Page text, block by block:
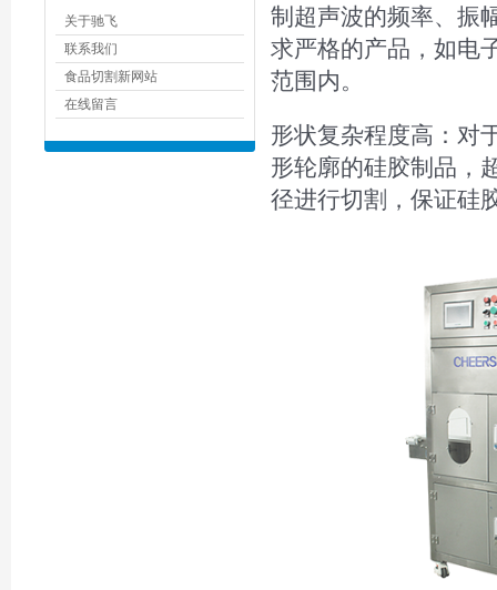
关于驰飞
联系我们
食品切割新网站
在线留言
制超声波的频率、振
求严格的产品，如电
范围内。
形状复杂程度高：对
形轮廓的硅胶制品，
径进行切割，保证硅